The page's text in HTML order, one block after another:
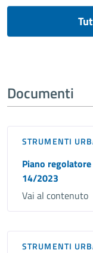
Documenti
STRUMENTI
Piano
14/2023
Vai al contenuto
STRUMENTI